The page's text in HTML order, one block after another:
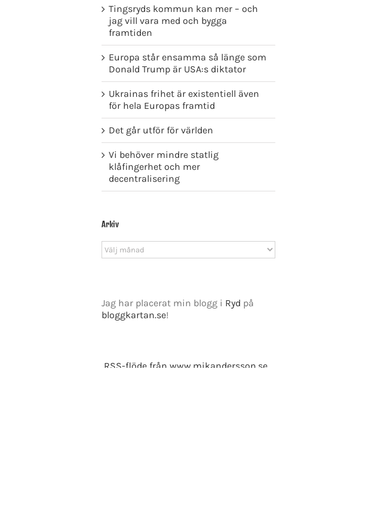
Tingsryds kommun kan mer – och
jag vill vara med och bygga
framtiden
Europa står ensamma så länge som
Donald Trump är USA:s diktator
Ukrainas frihet är existentiell även
för hela Europas framtid
Det går utför för världen
Vi behöver mindre statlig
klåfingerhet och mer
decentralisering
Arkiv
Arkiv
Jag har placerat min blogg i Ryd på
bloggkartan.se!
RSS-flöde från www.mikandersson.se